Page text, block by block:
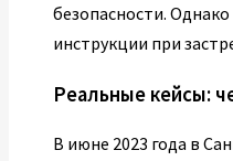
безопасности.
инструкции при
Реальные кейсы:
В июне 2023 года в